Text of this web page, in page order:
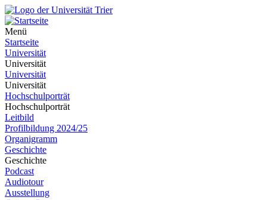
Menü
Startseite
Universität
Universität
Universität
Universität
Hochschulporträt
Hochschulporträt
Leitbild
Profilbildung 2024/25
Organigramm
Geschichte
Geschichte
Podcast
Audiotour
Ausstellung